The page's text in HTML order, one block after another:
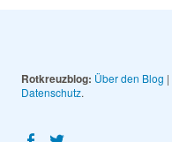
Rotkreuzblog: Über den Blog |
Datenschutz